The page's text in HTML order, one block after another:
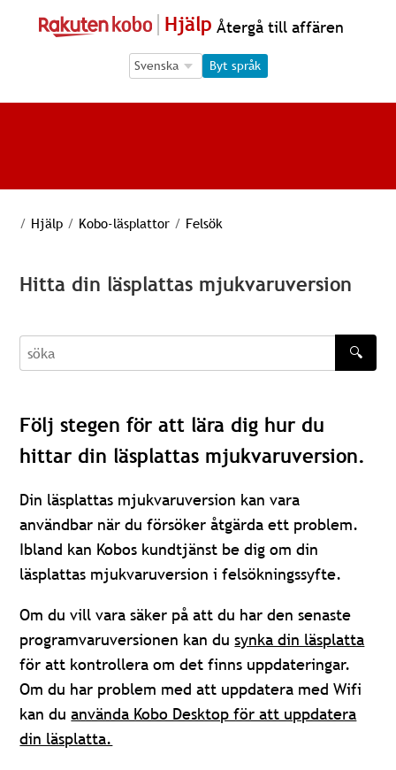
Hjälp Återgå till affären
Language Selection
Language Selection
Byt språk
/ Hjälp / Kobo-läsplattor / Felsök
Hitta din läsplattas mjukvaruversion
söka
🔍
Följ stegen för att lära dig hur du
hittar din läsplattas mjukvaruversion.
Din läsplattas mjukvaruversion kan vara
användbar när du försöker åtgärda ett problem.
Ibland kan Kobos kundtjänst be dig om din
läsplattas mjukvaruversion i felsökningssyfte.
Om du vill vara säker på att du har den senaste
programvaruversionen kan dusynka din läsplatta
för att kontrollera om det finns uppdateringar.
Om du har problem med att uppdatera med Wifi
kan duanvända Kobo Desktop för att uppdatera
din läsplatta.